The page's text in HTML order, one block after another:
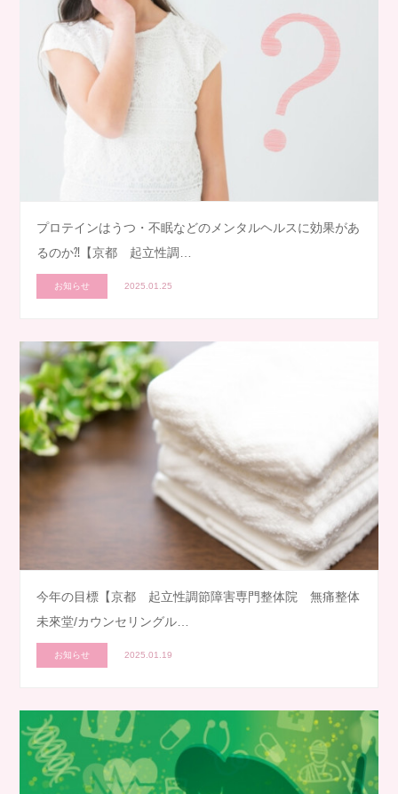
プロテインはうつ・不眠などのメンタルヘルスに効果があ
るのか⁈【京都 起立性調…
お知らせ 2025.01.25
今年の目標【京都 起立性調節障害専門整体院 無痛整体
未來堂/カウンセリングル…
お知らせ 2025.01.19